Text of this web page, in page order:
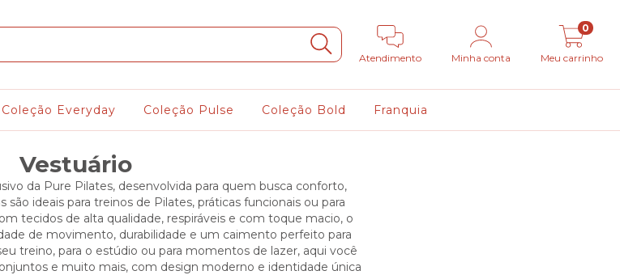
Atendimento Minha conta Meu carrinho
0
Coleção Everyday Coleção Pulse Coleção Bold Franquia
Vestuário
da Pure Pilates, desenvolvida para quem busca conforto,
são ideais para treinos de Pilates, práticas funcionais ou para
tecidos de alta qualidade, respiráveis e com toque macio, o
de movimento, durabilidade e um caimento perfeito para
treino, para o estúdio ou para momentos de lazer, aqui você
e muito mais, com design moderno e identidade única